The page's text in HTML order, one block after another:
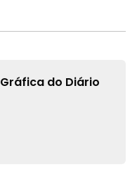
Gráfica do Diário